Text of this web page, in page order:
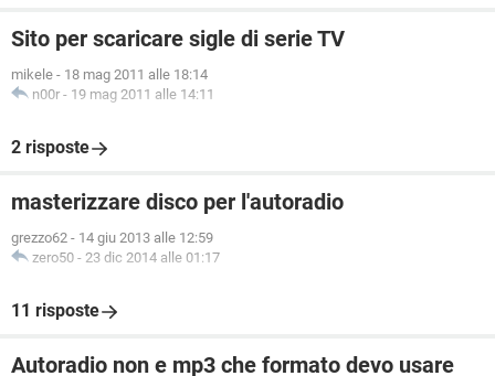
Sito per scaricare sigle di serie TV
mikele - 18 mag 2011 alle 18:14
n00r - 19 mag 2011 alle 14:11
2 risposte
masterizzare disco per l'autoradio
grezzo62 - 14 giu 2013 alle 12:59
zero50 - 23 dic 2014 alle 01:17
11 risposte
Autoradio non e mp3 che formato devo usare